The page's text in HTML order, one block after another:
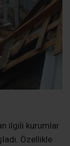
Özellikle
ilgili